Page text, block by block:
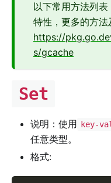
以下常用方法列
特性，更多的方法
https://
s/gcache
Set
说明：使用 key-
任意类型。
格式: